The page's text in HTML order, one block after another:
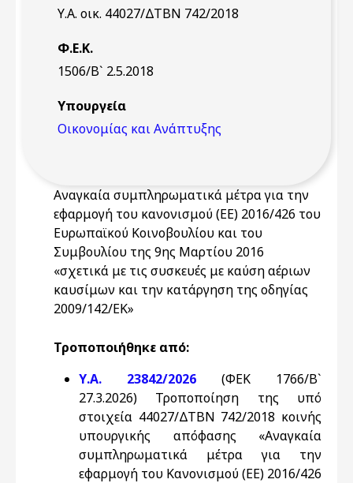
Υ.Α. οικ. 44027/ΔΤΒΝ 742/2018
Φ.Ε.Κ.
1506/Β` 2.5.2018
Υπουργεία
Οικονομίας και Ανάπτυξης
Αναγκαία συμπληρωματικά μέτρα για την
εφαρμογή του κανονισμού (ΕΕ) 2016/426 του
Ευρωπαϊκού Κοινοβουλίου και του
Συμβουλίου της 9ης Μαρτίου 2016
«σχετικά με τις συσκευές με καύση αέριων
καυσίμων και την κατάργηση της οδηγίας
2009/142/ΕΚ»
Τροποποιήθηκε από:
Υ.Α. 23842/2026
(ΦΕΚ 1766/Β`
27.3.2026) Τροποποίηση της υπό
στοιχεία 44027/ΔΤΒΝ 742/2018 κοινής
υπουργικής απόφασης «Αναγκαία
συμπληρωματικά μέτρα για την
εφαρμογή του Κανονισμού (ΕΕ) 2016/426